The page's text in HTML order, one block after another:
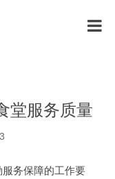
堂服务质量
务保障的工作要